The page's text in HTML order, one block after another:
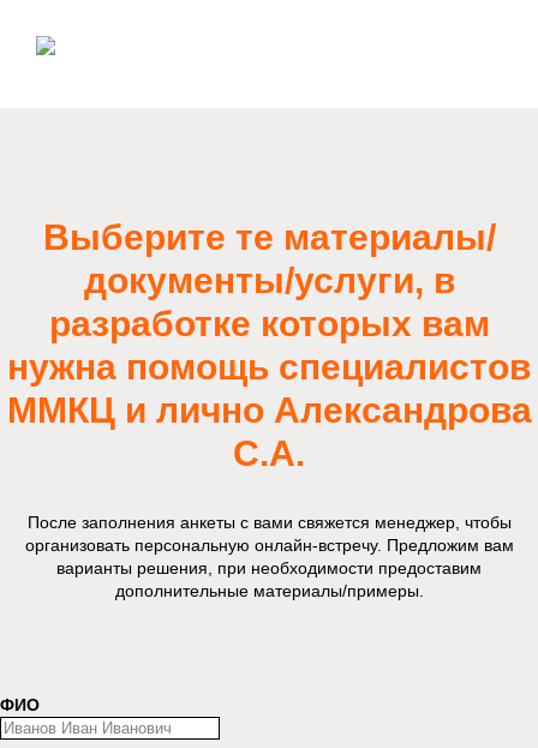
Выберите те материалы/
документы/услуги, в
разработке которых вам
нужна помощь специалистов
ММКЦ и лично Александрова
С.А.
После заполнения анкеты с вами свяжется менеджер, чтобы
организовать персональную онлайн-встречу. Предложим вам
варианты решения, при необходимости предоставим
дополнительные материалы/примеры.
ФИО